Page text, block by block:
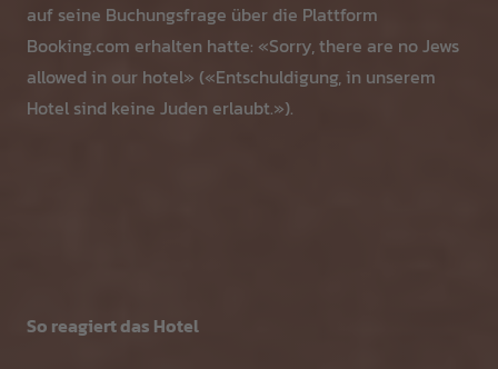
auf seine Buchungsfrage über die Plattform
Booking.com erhalten hatte: «Sorry, there are no Jews
allowed in our hotel» («Entschuldigung, in unserem
Hotel sind keine Juden erlaubt.»).
So reagiert das Hotel